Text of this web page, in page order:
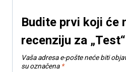
Budite prvi koji će
recenziju za „Test“
Vaša adresa e-pošte neće biti
su označena *